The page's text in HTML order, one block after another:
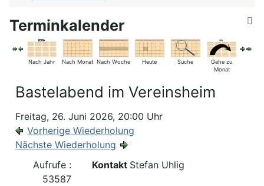
Terminkalender
Nach Jahr Nach Monat Nach Woche Heute Suche
Gehe zu
Monat
Bastelabend im Vereinsheim
Freitag, 26. Juni 2026, 20:00 Uhr
Vorherige Wiederholung
Nächste Wiederholung
Aufrufe :
53587
Kontakt Stefan Uhlig